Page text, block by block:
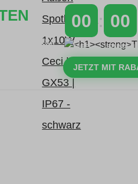
Rabatt auf
00
TAGE
00
STUNDEN
JETZT MIT